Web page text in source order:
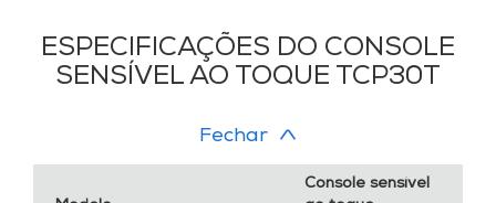
ESPECIFICAÇÕES DO CONSOLE
SENSÍVEL AO TOQUE TCP30T
Fechar
Console sensível